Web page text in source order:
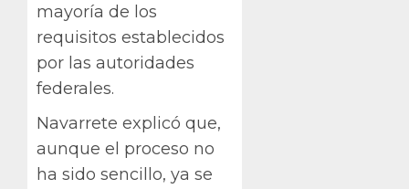
mayoría de los
requisitos establecidos
por las autoridades
federales.
Navarrete explicó que,
aunque el proceso no
ha sido sencillo, ya se